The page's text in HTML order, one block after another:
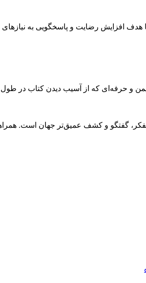
افزایش رضایت و پاسخگویی به
و حرفه‌ای که از آسیب دیدن کتاب در
گفتگو و کشف عمیق‌تر جهان است.